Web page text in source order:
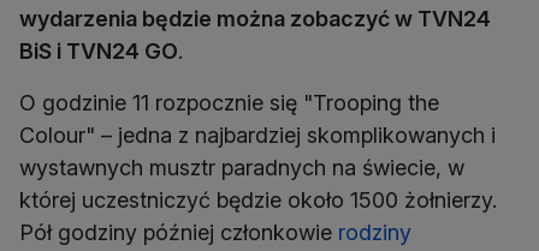
wydarzenia będzie można zobaczyć w TVN24
BiS i TVN24 GO.
O godzinie 11 rozpocznie się "Trooping the
Colour" – jedna z najbardziej skomplikowanych i
wystawnych musztr paradnych na świecie, w
której uczestniczyć będzie około 1500 żołnierzy.
Pół godziny później członkowie rodziny